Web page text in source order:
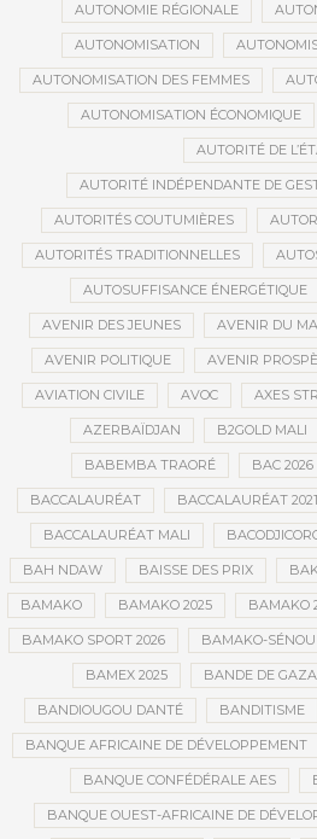
AUTONOMIE RÉGIONALE
AUTONOMISATION
AUTONOMISATION DES FEMMES
AUTONOMISATION ÉCONOMIQUE
AUTORITÉ DE
AUTORITÉ INDÉPENDANTE DE
AUTORITÉS COUTUMIÈRES
AUTORITÉS TRADITIONNELLES
AUTOSUFFISANCE ÉNERGÉTIQUE
AVENIR DES JEUNES AVENIR DU
AVENIR POLITIQUE AVENIR
AVIATION CIVILE AVOC AXES
AZERBAÏDJAN B2GOLD MALI
BABEMBA TRAORÉ BAC 2026
BACCALAURÉAT BACCALAURÉAT 2021
BACCALAURÉAT MALI
BAH NDAW BAISSE DES PRIX
BAMAKO BAMAKO 2025 BAMAKO
BAMAKO SPORT 2026 BAMAKO-SÉNOU
BAMEX 2025 BANDE DE GAZA
BANDIOUGOU DANTÉ BANDITISME
BANQUE AFRICAINE DE DÉVELOPPEMENT
BANQUE CONFÉDÉRALE AES
BANQUE OUEST-AFRICAINE DE